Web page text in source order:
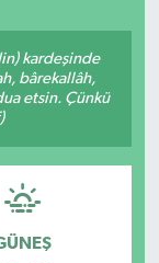
kardeşinde
bârekallâh,
etsin. Çünkü